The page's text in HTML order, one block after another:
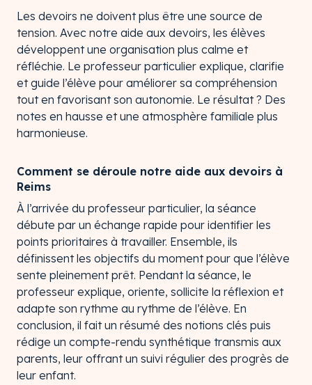
Les devoirs ne doivent plus être une source de
tension. Avec notre aide aux devoirs, les élèves
développent une organisation plus calme et
réfléchie. Le professeur particulier explique, clarifie
et guide l’élève pour améliorer sa compréhension
tout en favorisant son autonomie. Le résultat ? Des
notes en hausse et une atmosphère familiale plus
harmonieuse.
Comment se déroule notre aide aux devoirs à
Reims
À l’arrivée du professeur particulier, la séance
débute par un échange rapide pour identifier les
points prioritaires à travailler. Ensemble, ils
définissent les objectifs du moment pour que l’élève
sente pleinement prêt. Pendant la séance, le
professeur explique, oriente, sollicite la réflexion et
adapte son rythme au rythme de l’élève. En
conclusion, il fait un résumé des notions clés puis
rédige un compte-rendu synthétique transmis aux
parents, leur offrant un suivi régulier des progrès de
leur enfant.